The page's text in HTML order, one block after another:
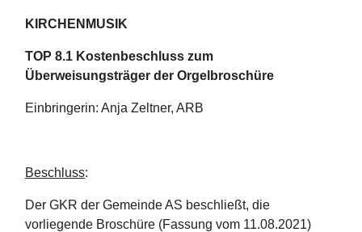
KIRCHENMUSIK
TOP 8.1 Kostenbeschluss zum
Überweisungsträger der Orgelbroschüre
Einbringerin: Anja Zeltner, ARB
Beschluss:
Der GKR der Gemeinde AS beschließt, die
vorliegende Broschüre (Fassung vom 11.08.2021)